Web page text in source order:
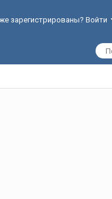
зарегистрированы? Войти